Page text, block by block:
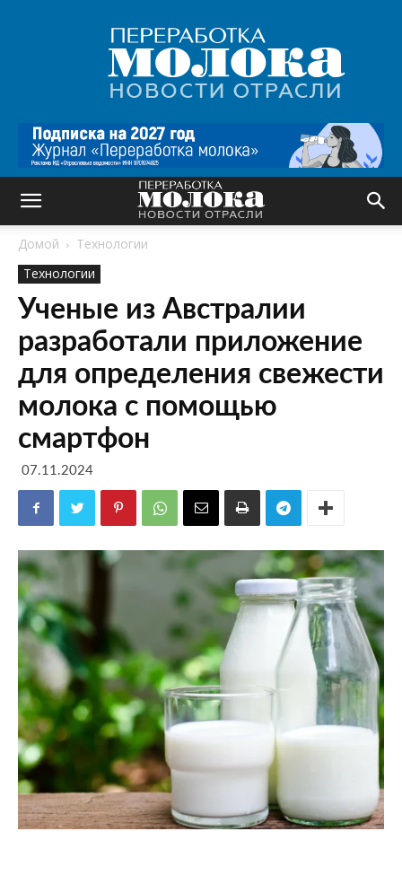
Переработка
молока
|
Новости
Домой
Технологии
Технологии
Ученые из Австралии
разработали приложение
для определения свежести
молока с помощью
смартфон
07.11.2024